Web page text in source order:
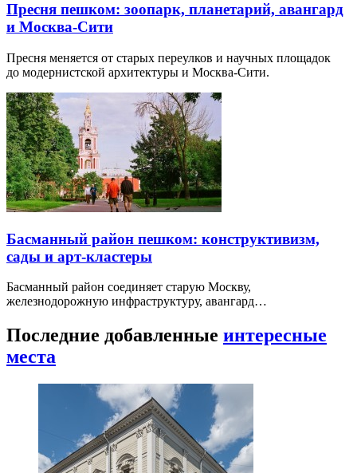
Пресня пешком: зоопарк, планетарий, авангард
и Москва-Сити
Пресня меняется от старых переулков и научных площадок
до модернистской архитектуры и Москва-Сити.
Басманный район пешком: конструктивизм,
сады и арт-кластеры
Басманный район соединяет старую Москву,
железнодорожную инфраструктуру, авангард…
Последние добавленные интересные
места